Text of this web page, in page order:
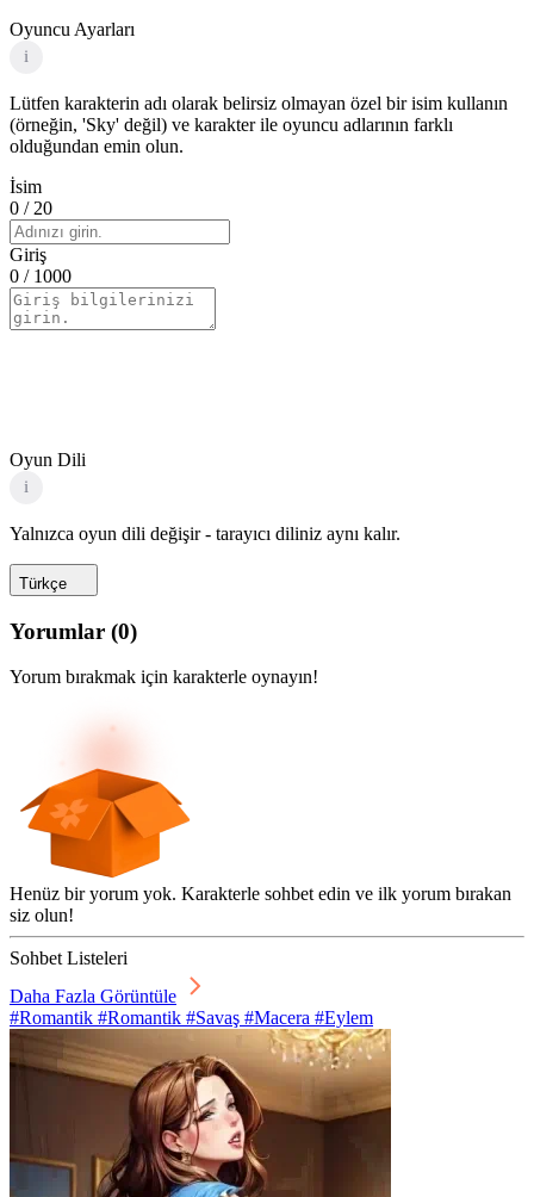
Oyuncu Ayarları
i
Lütfen karakterin adı olarak belirsiz olmayan özel bir isim kullanın
(örneğin, 'Sky' değil) ve karakter ile oyuncu adlarının farklı
olduğundan emin olun.
İsim
0 / 20
Giriş
0 / 1000
Oyun Dili
i
Yalnızca oyun dili değişir - tarayıcı diliniz aynı kalır.
Türkçe
Yorumlar (0)
Yorum bırakmak için karakterle oynayın!
Henüz bir yorum yok. Karakterle sohbet edin ve ilk yorum bırakan
siz olun!
Sohbet Listeleri
Daha Fazla Görüntüle
#Romantik #Romantik #Savaş #Macera #Eylem